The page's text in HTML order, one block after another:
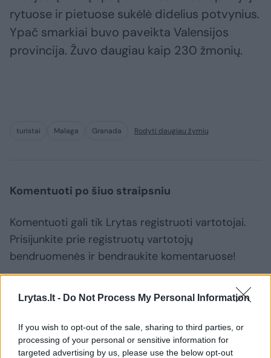
Lrytas.lt - Do Not Process My Personal Information
If you wish to opt-out of the sale, sharing to third parties, or
processing of your personal or sensitive information for
targeted advertising by us, please use the below opt-out
rytuose ir pietuose sukėlė didelius potvynius.
Ypač smarkiai buvo paveikta Valensijos
provincija. Žuvo daugiau kaip 230 žmonių.
turistai Malaga Granada Rodyti daugiau žymių
Komentuoti po šiuo straipsniu
Komentuoti gali tik Lrytas registruoti vartotojai.
Prisijunkite prie registruotų vartotojų
bendruomenės ir bendraukite komentaruose!
Rodyti komentarus
Prisijungti komentatoriams